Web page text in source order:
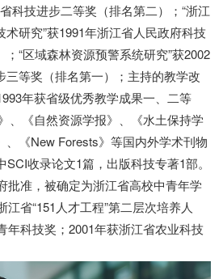
科技进步二等奖（排名第二）；“浙江
研究”获1991年浙江省人民政府科技
“区域森林资源预警系统研究”获2002
三等奖（排名第一）；主持的教学改
年获省级优秀教学成果一、二等
、《自然资源学报》、《水土保持学
、《New Forests》等国内外学术刊物
SCI收录论文1篇，出版科技专著1部。
批准，被确定为浙江省高校中青年学
省“151人才工程”第二层次培养人
年科技奖；2001年获浙江省农业科技